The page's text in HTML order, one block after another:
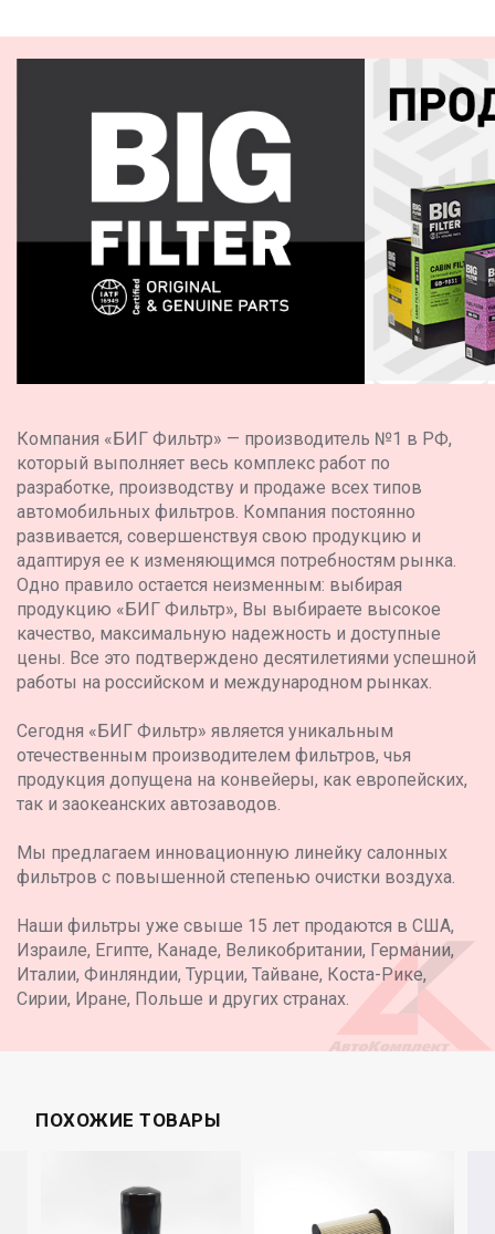
Компания «БИГ Фильтр» — производитель №1 в РФ,
который выполняет весь комплекс работ по
разработке, производству и продаже всех типов
автомобильных фильтров. Компания постоянно
развивается, совершенствуя свою продукцию и
адаптируя ее к изменяющимся потребностям рынка.
Одно правило остается неизменным: выбирая
продукцию «БИГ Фильтр», Вы выбираете высокое
качество, максимальную надежность и доступные
цены. Все это подтверждено десятилетиями успешной
работы на российском и международном рынках.
Сегодня «БИГ Фильтр» является уникальным
отечественным производителем фильтров, чья
продукция допущена на конвейеры, как европейских,
так и заокеанских автозаводов.
Мы предлагаем инновационную линейку салонных
фильтров с повышенной степенью очистки воздуха.
Наши фильтры уже свыше 15 лет продаются в США,
Израиле, Египте, Канаде, Великобритании, Германии,
Италии, Финляндии, Турции, Тайване, Коста-Рике,
Сирии, Иране, Польше и других странах.
ПОХОЖИЕ ТОВАРЫ